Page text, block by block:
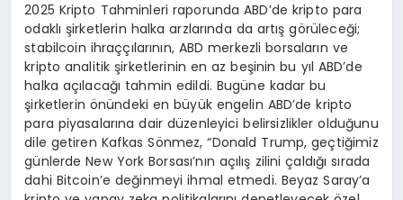
2025 Kripto Tahminleri raporunda ABD’de kripto para
odaklı şirketlerin halka arzlarında da artış görüleceği;
stabilcoin ihraççılarının, ABD merkezli borsaların ve
kripto analitik şirketlerinin en az beşinin bu yıl ABD’de
halka açılacağı tahmin edildi. Bugüne kadar bu
şirketlerin önündeki en büyük engelin ABD’de kripto
para piyasalarına dair düzenleyici belirsizlikler olduğunu
dile getiren Kafkas Sönmez, “Donald Trump, geçtiğimiz
günlerde New York Borsası’nın açılış zilini çaldığı sırada
dahi Bitcoin’e değinmeyi ihmal etmedi. Beyaz Saray’a